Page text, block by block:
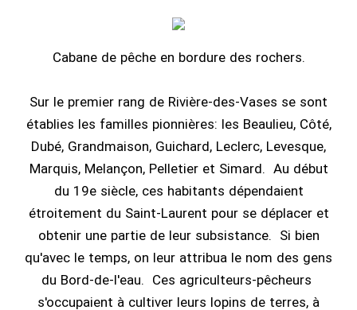
Cabane de pêche en bordure des rochers.
Sur le premier rang de Rivière-des-Vases se sont
établies les familles pionnières: les Beaulieu, Côté,
Dubé, Grandmaison, Guichard, Leclerc, Levesque,
Marquis, Melançon, Pelletier et Simard. Au début
du 19e siècle, ces habitants dépendaient
étroitement du Saint-Laurent pour se déplacer et
obtenir une partie de leur subsistance. Si bien
qu'avec le temps, on leur attribua le nom des gens
du Bord-de-l'eau. Ces agriculteurs-pêcheurs
s'occupaient à cultiver leurs lopins de terres, à